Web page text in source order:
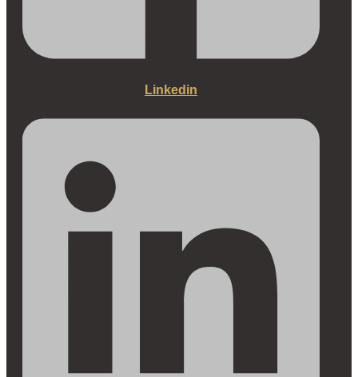
Linkedin